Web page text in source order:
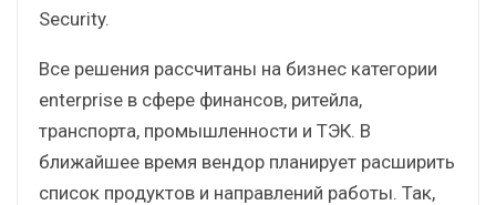
Security.
Все решения рассчитаны на бизнес категории
enterprise в сфере финансов, ритейла,
транспорта, промышленности и ТЭК. В
ближайшее время вендор планирует расширить
список продуктов и направлений работы. Так,